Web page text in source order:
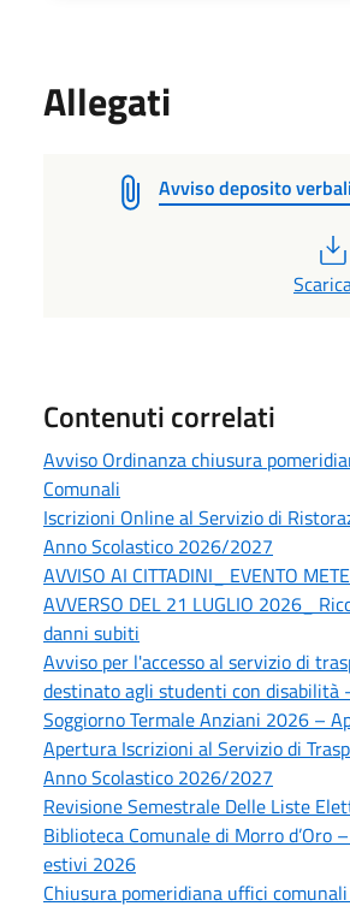
Allegati
Avviso deposito verbali
Contenuti correlati
Avviso Ordinanza chiusura
Comunali
Iscrizioni Online al Servizio di
Anno Scolastico 2026/2027
AVVISO AI CITTADINI_ EVENTO
AVVERSO DEL 21 LUGLIO 2026_
danni subiti
Avviso per l'accesso al servizio di
destinato agli studenti con disabilità
Soggiorno Termale Anziani 2026 –
Apertura Iscrizioni al Servizio di
Anno Scolastico 2026/2027
Revisione Semestrale Delle Liste
Biblioteca Comunale di Morro d’Oro
estivi 2026
Chiusura pomeridiana uffici